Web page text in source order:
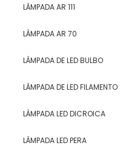
LÂMPADA AR 111
LÂMPADA AR 70
LÂMPADA DE LED BULBO
LÂMPADA DE LED FILAMENTO
LÂMPADA LED DICROICA
LÂMPADA LED PERA